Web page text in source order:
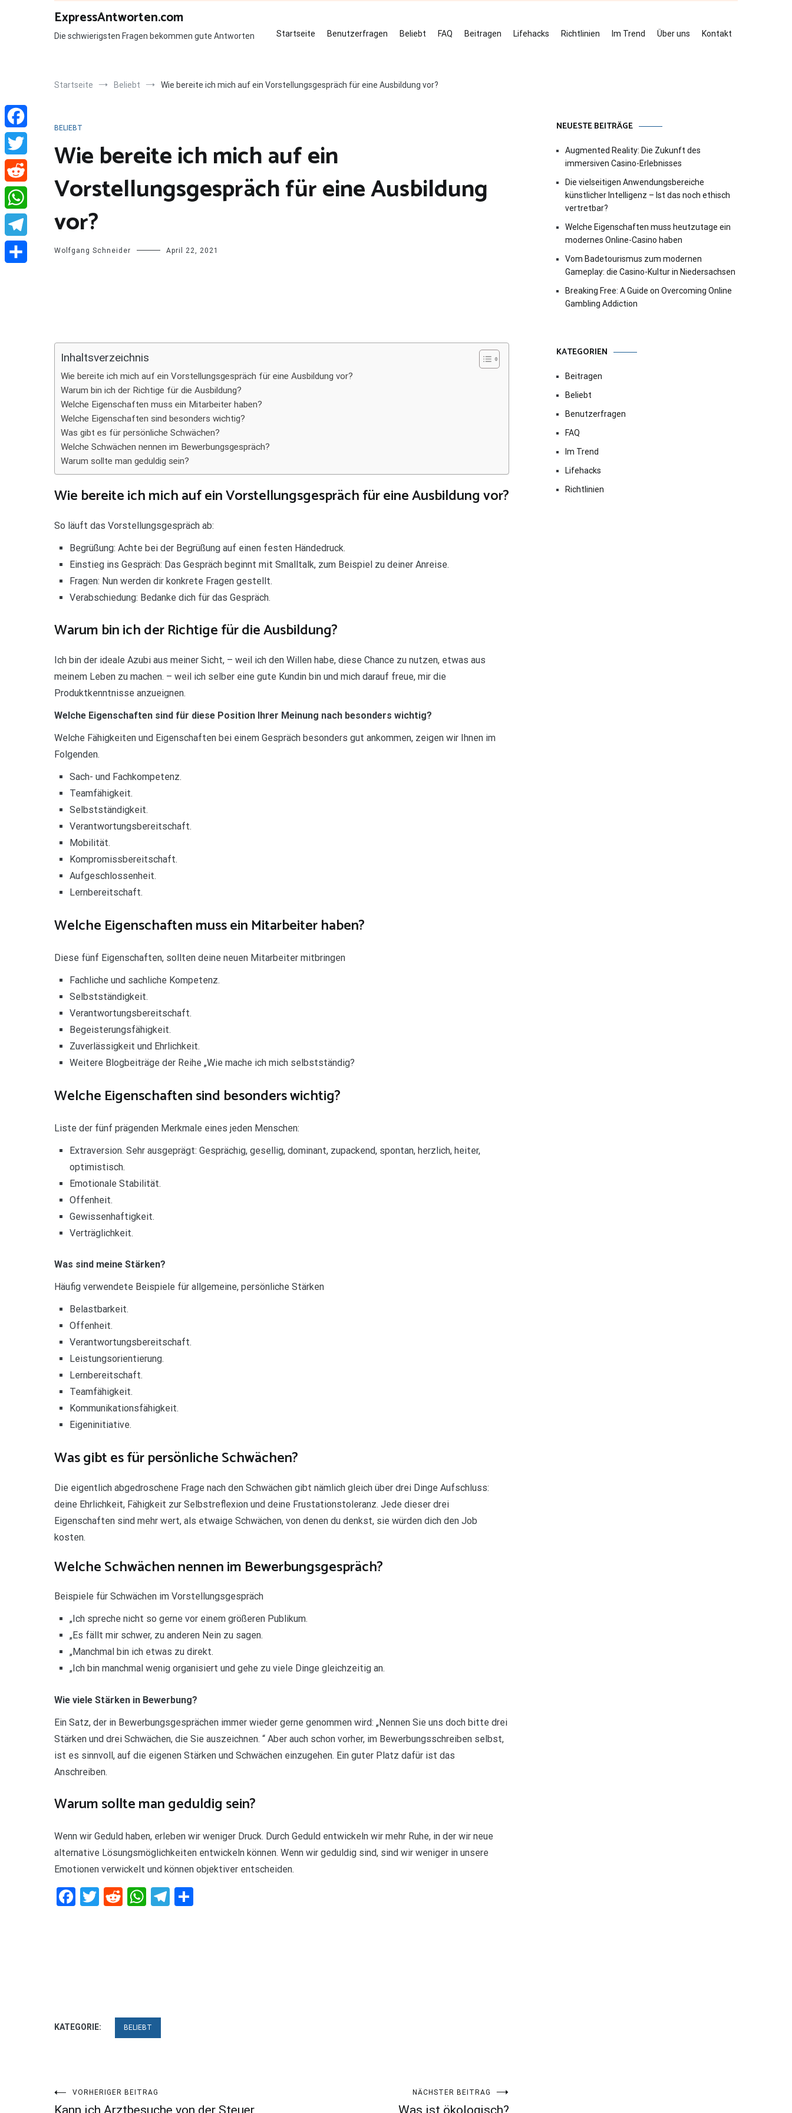
ExpressAntworten.com
Die schwierigsten Fragen bekommen gute Antworten Startseite Benutzerfragen Beliebt FAQ Beitragen Lifehacks Richtlinien Im Trend Über uns Kontakt
Startseite Beliebt Wie bereite ich mich auf ein Vorstellungsgespräch für eine Ausbildung vor?
BELIEBT
Wie bereite ich mich auf ein
Vorstellungsgespräch für eine Ausbildung
vor?
Wolfgang Schneider April 22, 2021
Inhaltsverzeichnis
Wie bereite ich mich auf ein Vorstellungsgespräch für eine Ausbildung vor?
Warum bin ich der Richtige für die Ausbildung?
Welche Eigenschaften muss ein Mitarbeiter haben?
Welche Eigenschaften sind besonders wichtig?
Was gibt es für persönliche Schwächen?
Welche Schwächen nennen im Bewerbungsgespräch?
Warum sollte man geduldig sein?
Wie bereite ich mich auf ein Vorstellungsgespräch für eine Ausbildung vor?
So läuft das Vorstellungsgespräch ab:
Begrüßung: Achte bei der Begrüßung auf einen festen Händedruck.
Einstieg ins Gespräch: Das Gespräch beginnt mit Smalltalk, zum Beispiel zu deiner Anreise.
Fragen: Nun werden dir konkrete Fragen gestellt.
Verabschiedung: Bedanke dich für das Gespräch.
Warum bin ich der Richtige für die Ausbildung?
Ich bin der ideale Azubi aus meiner Sicht, – weil ich den Willen habe, diese Chance zu nutzen, etwas aus
meinem Leben zu machen. – weil ich selber eine gute Kundin bin und mich darauf freue, mir die
Produktkenntnisse anzueignen.
Welche Eigenschaften sind für diese Position Ihrer Meinung nach besonders wichtig?
Welche Fähigkeiten und Eigenschaften bei einem Gespräch besonders gut ankommen, zeigen wir Ihnen im
Folgenden.
Sach- und Fachkompetenz.
Teamfähigkeit.
Selbstständigkeit.
Verantwortungsbereitschaft.
Mobilität.
Kompromissbereitschaft.
Aufgeschlossenheit.
Lernbereitschaft.
Welche Eigenschaften muss ein Mitarbeiter haben?
Diese fünf Eigenschaften, sollten deine neuen Mitarbeiter mitbringen
Fachliche und sachliche Kompetenz.
Selbstständigkeit.
Verantwortungsbereitschaft.
Begeisterungsfähigkeit.
Zuverlässigkeit und Ehrlichkeit.
Weitere Blogbeiträge der Reihe „Wie mache ich mich selbstständig?
Welche Eigenschaften sind besonders wichtig?
Liste der fünf prägenden Merkmale eines jeden Menschen:
Extraversion. Sehr ausgeprägt: Gesprächig, gesellig, dominant, zupackend, spontan, herzlich, heiter,
optimistisch.
Emotionale Stabilität.
Offenheit.
Gewissenhaftigkeit.
Verträglichkeit.
Was sind meine Stärken?
Häufig verwendete Beispiele für allgemeine, persönliche Stärken
Belastbarkeit.
Offenheit.
Verantwortungsbereitschaft.
Leistungsorientierung.
Lernbereitschaft.
Teamfähigkeit.
Kommunikationsfähigkeit.
Eigeninitiative.
Was gibt es für persönliche Schwächen?
Die eigentlich abgedroschene Frage nach den Schwächen gibt nämlich gleich über drei Dinge Aufschluss:
deine Ehrlichkeit, Fähigkeit zur Selbstreflexion und deine Frustationstoleranz. Jede dieser drei
Eigenschaften sind mehr wert, als etwaige Schwächen, von denen du denkst, sie würden dich den Job
kosten.
Welche Schwächen nennen im Bewerbungsgespräch?
Beispiele für Schwächen im Vorstellungsgespräch
„Ich spreche nicht so gerne vor einem größeren Publikum.
„Es fällt mir schwer, zu anderen Nein zu sagen.
„Manchmal bin ich etwas zu direkt.
„Ich bin manchmal wenig organisiert und gehe zu viele Dinge gleichzeitig an.
Wie viele Stärken in Bewerbung?
Ein Satz, der in Bewerbungsgesprächen immer wieder gerne genommen wird: „Nennen Sie uns doch bitte drei
Stärken und drei Schwächen, die Sie auszeichnen. “ Aber auch schon vorher, im Bewerbungsschreiben selbst,
ist es sinnvoll, auf die eigenen Stärken und Schwächen einzugehen. Ein guter Platz dafür ist das
Anschreiben.
Warum sollte man geduldig sein?
Wenn wir Geduld haben, erleben wir weniger Druck. Durch Geduld entwickeln wir mehr Ruhe, in der wir neue
alternative Lösungsmöglichkeiten entwickeln können. Wenn wir geduldig sind, sind wir weniger in unsere
Emotionen verwickelt und können objektiver entscheiden.
Facebook
Twitter
RedditWhatsApp
Telegram
KATEGORIE: BELIEBT
Beitragsnavigation
VORHERIGER BEITRAG
Kann ich Arztbesuche von der Steuer
NÄCHSTER BEITRAG
Was ist ökologisch?
NEUESTE BEITRÄGE
Augmented Reality: Die Zukunft des
immersiven Casino-Erlebnisses
Die vielseitigen Anwendungsbereiche
künstlicher Intelligenz – Ist das noch ethisch
vertretbar?
Welche Eigenschaften muss heutzutage ein
modernes Online-Casino haben
Vom Badetourismus zum modernen
Gameplay: die Casino-Kultur in Niedersachsen
Breaking Free: A Guide on Overcoming Online
Gambling Addiction
KATEGORIEN
Beitragen
Beliebt
Benutzerfragen
FAQ
Im Trend
Lifehacks
Richtlinien
Facebook
Twitter
Reddit
WhatsApp
Telegram